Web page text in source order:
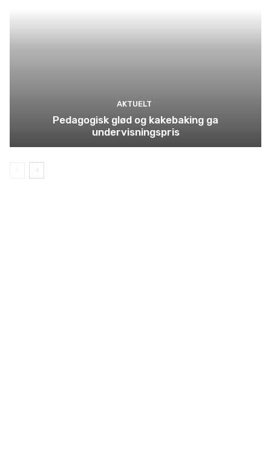
AKTUELT
Pedagogisk glød og kakebaking ga
undervisningspris